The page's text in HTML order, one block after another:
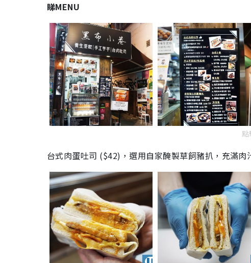
睇MENU
台式肉蛋吐司 ($42)，選用自家醃製草飼豬扒，充滿肉